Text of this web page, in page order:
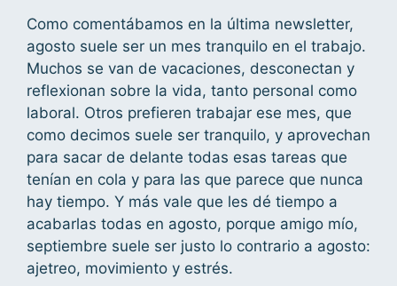
Como comentábamos en la última newsletter,
agosto suele ser un mes tranquilo en el trabajo.
Muchos se van de vacaciones, desconectan y
reflexionan sobre la vida, tanto personal como
laboral. Otros prefieren trabajar ese mes, que
como decimos suele ser tranquilo, y aprovechan
para sacar de delante todas esas tareas que
tenían en cola y para las que parece que nunca
hay tiempo. Y más vale que les dé tiempo a
acabarlas todas en agosto, porque amigo mío,
septiembre suele ser justo lo contrario a agosto:
ajetreo, movimiento y estrés.